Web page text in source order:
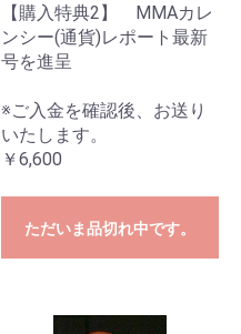
【購入特典2】 MMAカレ
ンシー(通貨)レポート最新
号を進呈
※ご入金を確認後、お送り
いたします。
￥6,600
ただいま品切れ中です。